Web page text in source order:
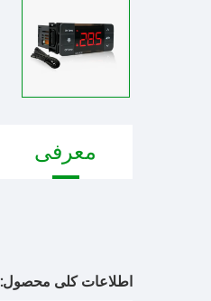
معرفی
اطلاعات کلی محصول: